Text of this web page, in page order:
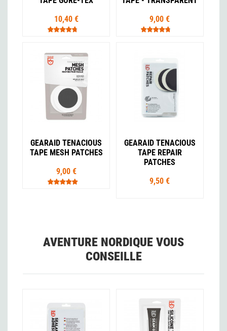
10,40 €
9,00 €
GEARAID TENACIOUS
TAPE MESH PATCHES
9,00 €
GEARAID TENACIOUS
TAPE REPAIR
PATCHES
9,50 €
AVENTURE NORDIQUE VOUS
CONSEILLE